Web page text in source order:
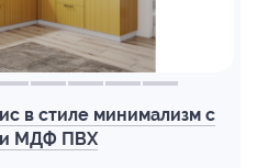
в стиле минимализм с
МДФ ПВХ